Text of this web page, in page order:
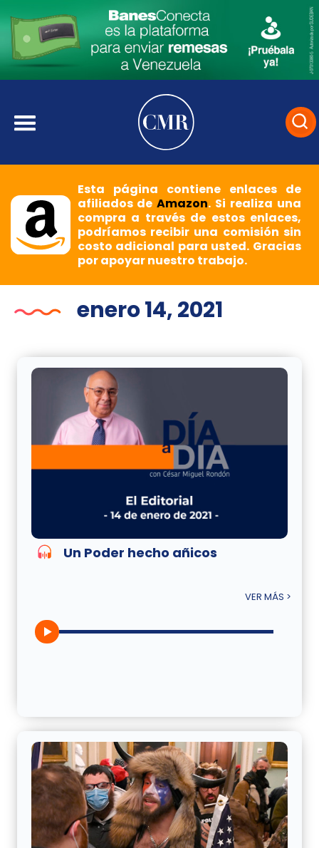
Esta página contiene enlaces de
afiliados deAmazon. Si realiza una
compra a través de estos enlaces,
podríamos recibir una comisión sin
costo adicional para usted. Gracias
por apoyar nuestro trabajo.
enero 14, 2021
Un Poder hecho añicos
VER MÁS >